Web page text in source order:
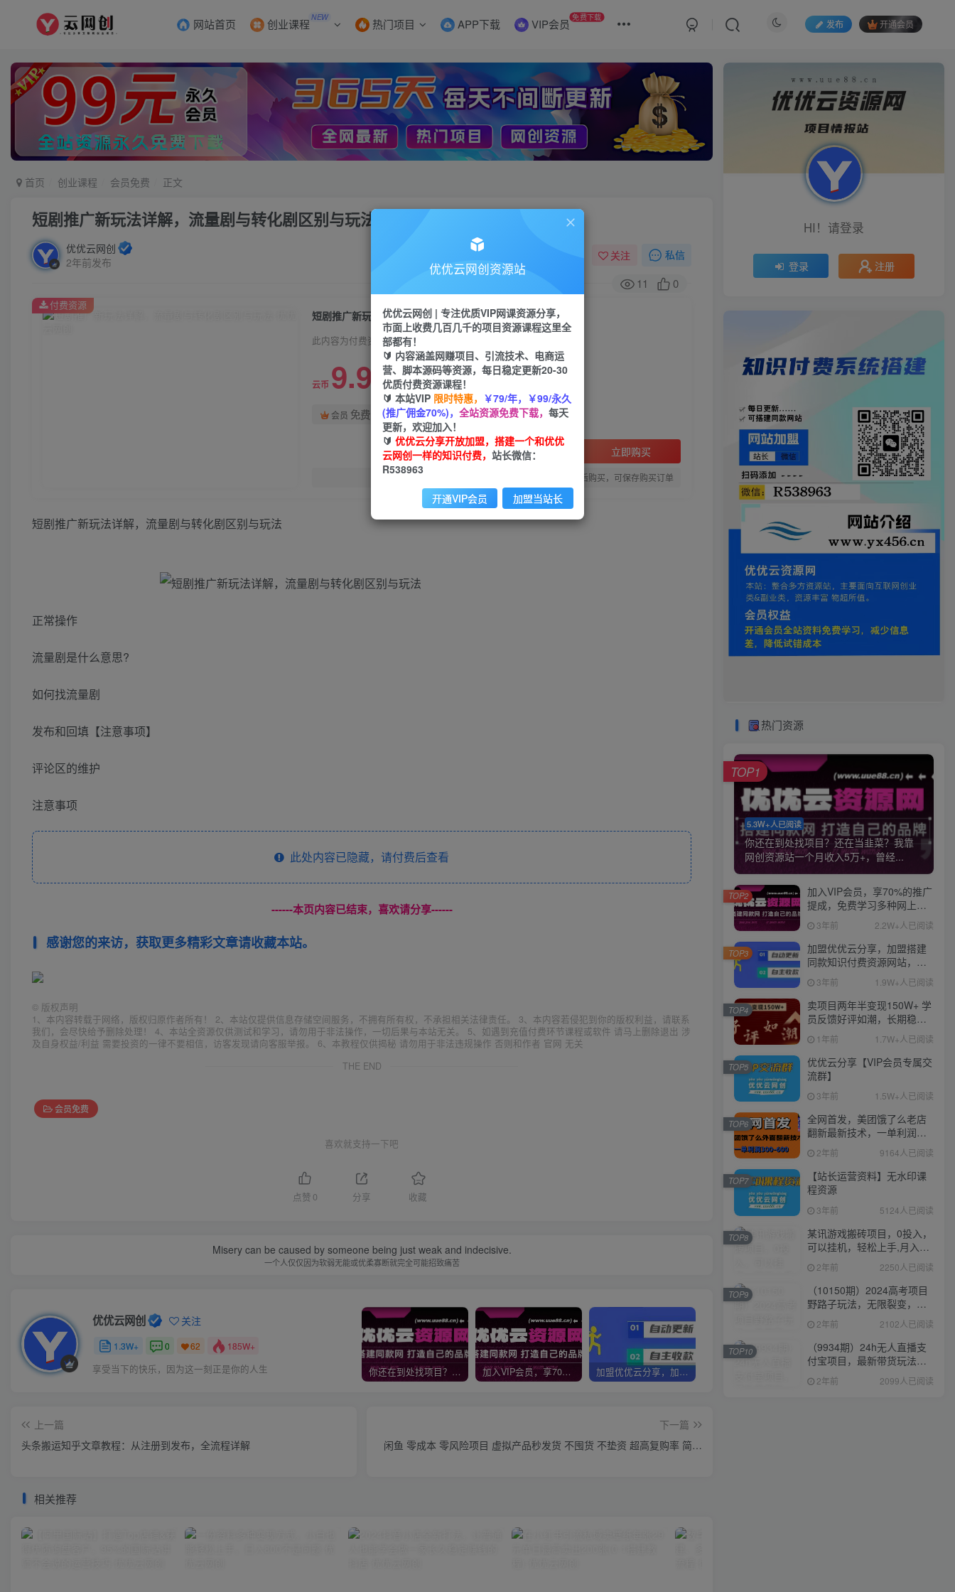
网站首页 创业课程 NEW 热门项目 APP下载 VIP会员 免费下载
发布 开通会员
首页 创业课程 会员免费 正文
短剧推广新玩法详解，流量剧与转化剧区别与玩法
优优云网创
2年前发布
关注 私信
11 0
短剧推广新玩法详解，流量剧与转化剧区别与玩法
此内容为付费资源，请付费后查看
云币 9.9 限时特惠
云币99
会员 免费
立即购买
您当前未登录！建议登陆后购买，可保存购买订单
付费资源
短剧推广新玩法详解，流量剧与转化剧区别与玩法
正常操作
流量剧是什么意思?
如何找流量剧
发布和回填【注意事项】
评论区的维护
注意事项
此处内容已隐藏，请付费后查看
------本页内容已结束，喜欢请分享------
感谢您的来访，获取更多精彩文章请收藏本站。
© 版权声明
1、本内容转载于网络，版权归原作者所有！ 2、本站仅提供信息存储空间服务，不拥有所有权，不承担相关法律责任。 3、本内容若侵犯到你的版权利益，请联系
我们，会尽快给予删除处理！ 4、本站全资源仅供测试和学习，请勿用于非法操作，一切后果与本站无关。 5、如遇到充值付费环节课程或软件 请马上删除退出 涉
及自身权益/利益 需要投资的一律不要相信，访客发现请向客服举报。 6、本教程仅供揭秘 请勿用于非法违规操作 否则和作者 官网 无关
THE END
会员免费
喜欢就支持一下吧
点赞 0 分享 收藏
Misery can be caused by someone being just weak and indecisive.
一个人仅仅因为软弱无能或优柔寡断就完全可能招致痛苦
优优云网创 关注
1.3W+ 0 62 185W+
享受当下的快乐，因为这一刻正是你的人生 你还在到处找项目？还在当韭菜？我靠网创资源站一个月收入5万+，曾经我也是个失败者。 加入VIP会员，享70%的推广提成，免费学习多种网上创业课程，菜鸟秒变大神！ 加盟优优云分享，加盟搭建同款知识付费资源网站，实现长期稳定被动收入~
上一篇
头条搬运知乎文章教程：从注册到发布，全流程详解
下一篇
闲鱼 零成本 零风险项目 虚拟产品秒发货 不囤货 不垫资 超高复购率 简…
相关推荐
HI！请登录
登录 注册
热门资源
5.3W+人已阅读
你还在到处找项目？还在当韭菜？我靠
网创资源站一个月收入5万+，曾经...
TOP1
加入VIP会员，享70%的推广
提成，免费学习多种网上创
业课程，菜鸟秒变大神！
3年前 2.2W+人已阅读
TOP2
加盟优优云分享，加盟搭建
同款知识付费资源网站，实
现长期稳定被动收入~
3年前 1.9W+人已阅读
TOP3
卖项目两年半变现150W+ 学
员反馈好评如潮，长期稳定
变现，可以一直干到老！
1年前 1.7W+人已阅读
TOP4
优优云分享【VIP会员专属交
流群】
3年前 1.5W+人已阅读
TOP5
全网首发，美团饿了么老店
翻新最新技术，一单利润
300-600
2年前 9164人已阅读
TOP6
【站长运营资料】无水印课
程资源
3年前 5124人已阅读
TOP7
某讯游戏搬砖项目，0投入，
可以挂机，轻松上手,月入
3000+上不封顶
2年前 2250人已阅读
TOP8
（10150期）2024高考项目
野路子玩法，无限裂变，最
高一天1W＋！
2年前 2102人已阅读
TOP9
（9934期）24h无人直播支
付宝项目，最新带货玩法，
纯躺赚实测日入500+
2年前 2099人已阅读
TOP10
优优云网创资源站
优优云网创 | 专注优质VIP网课资源分享，
市面上收费几百几千的项目资源课程这里全
部都有！
🔰 内容涵盖网赚项目、引流技术、电商运
营、脚本源码等资源，每日稳定更新20-30
优质付费资源课程！
🔰 本站VIP 限时特惠， ￥79/年，￥99/永久
(推广佣金70%)， 全站资源免费下载， 每天
更新，欢迎加入！
🔰 优优云分享开放加盟，搭建一个和优优
云网创一样的知识付费， 站长微信：
R538963
开通VIP会员 加盟当站长